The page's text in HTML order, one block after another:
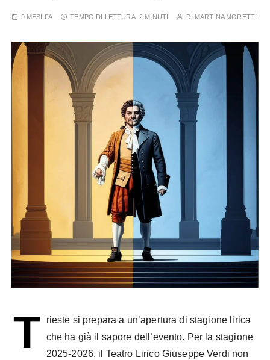
9 MESI FA TEMPO DI LETTURA:2 MINUTI DI MARTINA MORETTI
T
rieste si prepara a un’apertura di stagione lirica
che ha già il sapore dell’evento. Per la stagione
2025-2026, il Teatro Lirico Giuseppe Verdi non